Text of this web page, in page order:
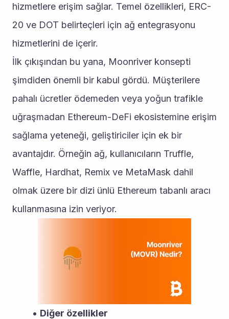
hizmetlere erişim sağlar. Temel özellikleri, ERC-
20 ve DOT belirteçleri için ağ entegrasyonu
hizmetlerini de içerir.
İlk çıkışından bu yana, Moonriver konsepti
şimdiden önemli bir kabul gördü. Müşterilere
pahalı ücretler ödemeden veya yoğun trafikle
uğraşmadan Ethereum-DeFi ekosistemine erişim
sağlama yeteneği, geliştiriciler için ek bir
avantajdır. Örneğin ağ, kullanıcıların Truffle,
Waffle, Hardhat, Remix ve MetaMask dahil
olmak üzere bir dizi ünlü Ethereum tabanlı aracı
kullanmasına izin veriyor.
Diğer özellikler